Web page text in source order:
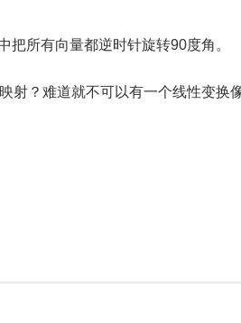
所有向量都逆时针旋转90度角。
射？难道就不可以有一个线性变换